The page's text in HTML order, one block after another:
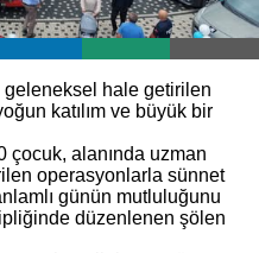
geleneksel hale getirilen
katılım ve büyük bir
çocuk, alanında uzman
operasyonlarla sünnet
günün mutluluğunu
düzenlenen şölen